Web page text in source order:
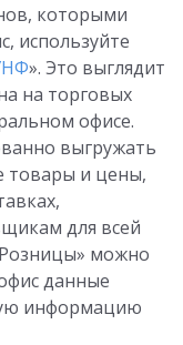
которыми
используйте
». Это выглядит
на торговых
офисе.
выгружать
товары и цены,
для всей
можно
данные
информацию